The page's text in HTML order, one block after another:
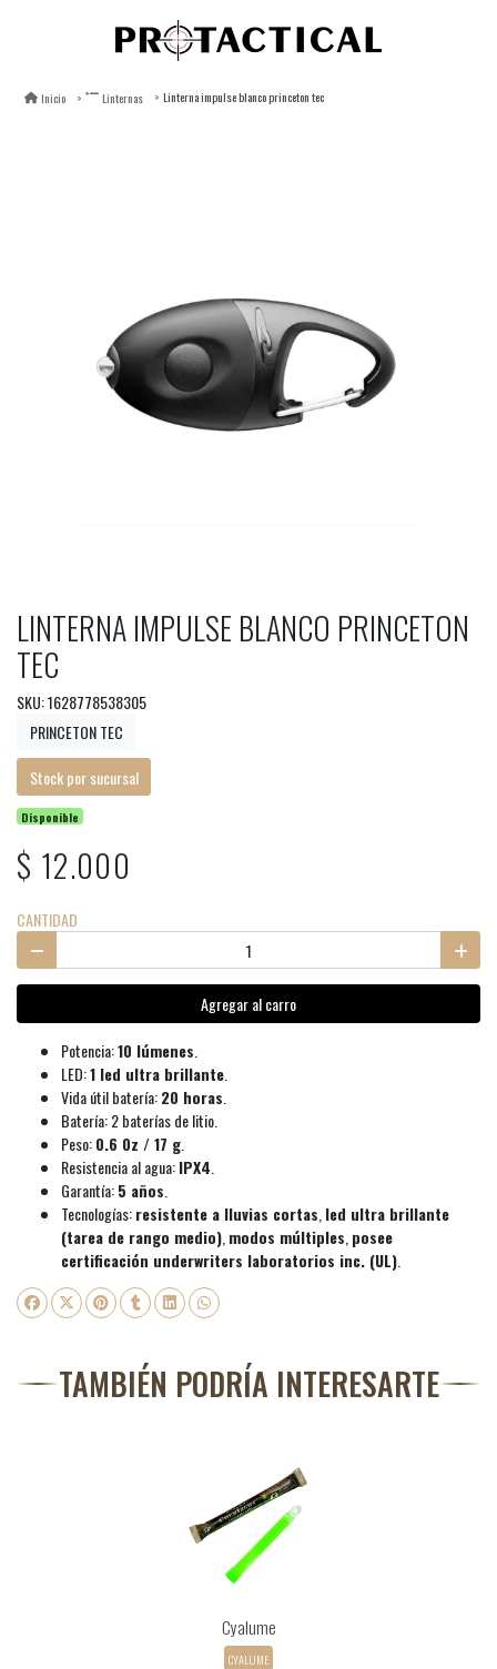
Inicio Linternas Linterna impulse blanco princeton tec
LINTERNA IMPULSE BLANCO PRINCETON
TEC
SKU: 1628778538305
PRINCETON TEC
Stock por sucursal
Disponible
$ 12.000
CANTIDAD
Agregar al carro
Potencia:10 lúmenes.
LED:1 led ultra brillante.
Vida útil batería:20 horas.
Batería: 2 baterías de litio.
Peso:0.6 0z / 17 g.
Resistencia al agua:IPX4.
Garantía:5 años.
Tecnologías:resistente a lluvias cortas,led ultra brillante
(tarea de rango medio),modos múltiples,posee
certificación underwriters laboratorios inc. (UL).
TAMBIÉN PODRÍA INTERESARTE
Cyalume
CYALUME